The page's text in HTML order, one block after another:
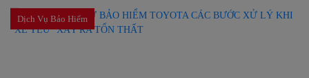
Dịch Vụ Bảo Hiểm